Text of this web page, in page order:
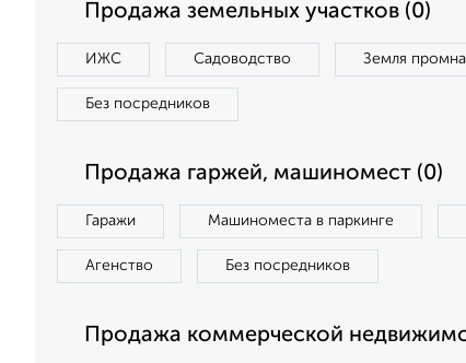
Продажа земельных участков (0)
ИЖС Садоводство Земля
Без посредников
Продажа гаржей, машиномест (0)
Гаражи Машиноместа в паркинге
Агенство Без посредников
Продажа коммерческой